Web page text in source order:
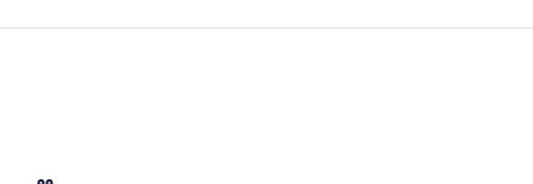
Eenvoudig